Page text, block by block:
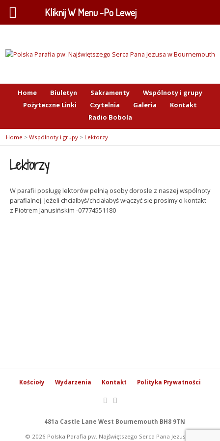
Home Biuletyn Sakramenty
Wspólnoty i grupy
Pożyteczne Linki
Czytelnia Galeria
Kontakt
Radio Bobola
Home > Wspólnoty i grupy > Lektorzy
Lektorzy
W parafii posługę lektorów pełnią osoby dorosłe z naszej wspólnoty
parafialnej. Jeżeli chciałbyś/chciałabyś włączyć się prosimy o kontakt
z Piotrem Janusińskim -07774551180
Kościoły Wydarzenia Kontakt Polityka Prywatności
481a Castle Lane West Bournemouth BH8 9TN
© 2026 Polska Parafia pw. Najświętszego Serca Pana Jezusa w
Kliknij W Menu -Po Lewej